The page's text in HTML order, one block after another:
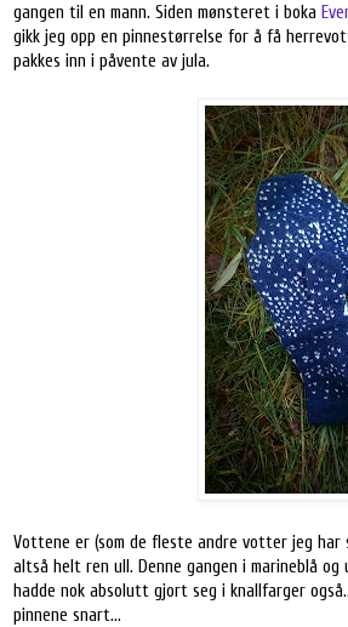
gangen til en mann. Siden mønsteret i boka
gikk jeg opp en pinnestørrelse for å få
pakkes inn i påvente av jula.
Vottene er (som de fleste andre votter jeg
altså helt ren ull. Denne gangen i marineblå
hadde nok absolutt gjort seg i knallfarger
pinnene snart...